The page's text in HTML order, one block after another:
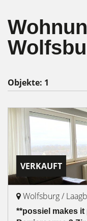
Objekte: 1
VERKAUFT
Wolfsburg /
**possiel makes